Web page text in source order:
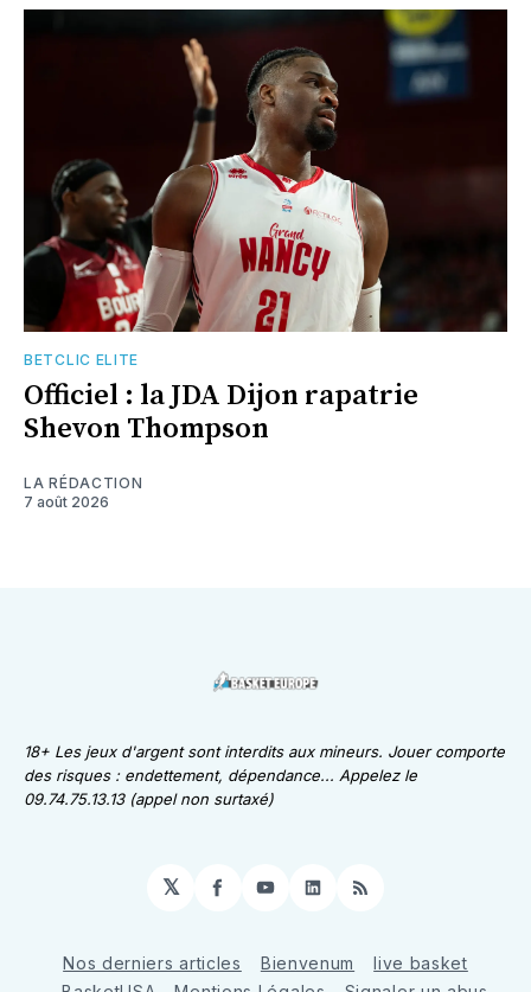
BETCLIC ELITE
Officiel : la JDA Dijon rapatrie
Shevon Thompson
LA RÉDACTION
7 août 2026
18+ Les jeux d'argent sont interdits aux mineurs. Jouer comporte
des risques : endettement, dépendance... Appelez le
09.74.75.13.13 (appel non surtaxé)
𝕏 Facebook
YouTube
LinkedIn
RSS
Nos derniers articles Bienvenum
live basket